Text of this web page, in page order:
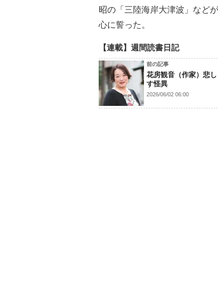
昭の「三陸海岸大津波」など
心に誓った。
【連載】週間読書日記
前の記事
花房観音（作家）悲
す怪異
2026/06/02 06:00